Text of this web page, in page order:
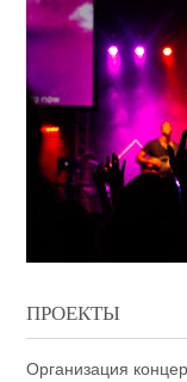
ПРОЕКТЫ
Организация